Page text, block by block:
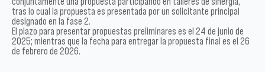
tras lo cual la propuesta es presentada por un solicitante principal
designado en la fase 2.
El plazo para presentar propuestas preliminares es el 24 de junio de
2025; mientras que la fecha para entregar la propuesta final es el 26
de febrero de 2026.